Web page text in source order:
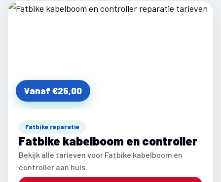
Vanaf €25,00
Fatbike reparatie
Fatbike kabelboom en controller
Bekijk alle tarieven voor Fatbike kabelboom en
controller aan huis.